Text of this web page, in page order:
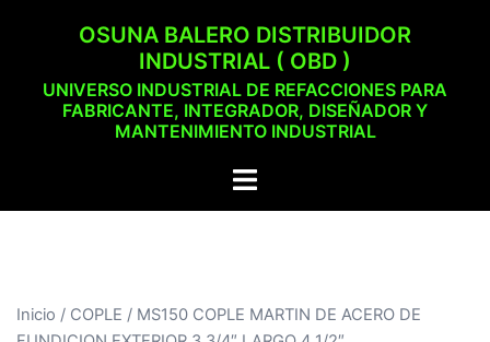
OSUNA BALERO DISTRIBUIDOR
INDUSTRIAL ( OBD )
UNIVERSO INDUSTRIAL DE REFACCIONES PARA
FABRICANTE, INTEGRADOR, DISEÑADOR Y
MANTENIMIENTO INDUSTRIAL
Alternar
Inicio / COPLE / MS150 COPLE MARTIN DE ACERO DE